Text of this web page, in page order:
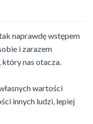
naprawdę wstępem
i zarazem
nas otacza.
wartości
innych ludzi, lepiej